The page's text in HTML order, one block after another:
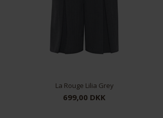
La Rouge Lilia Grey
699,00 DKK